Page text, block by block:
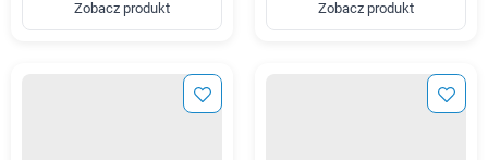
Zobacz produkt Zobacz produkt